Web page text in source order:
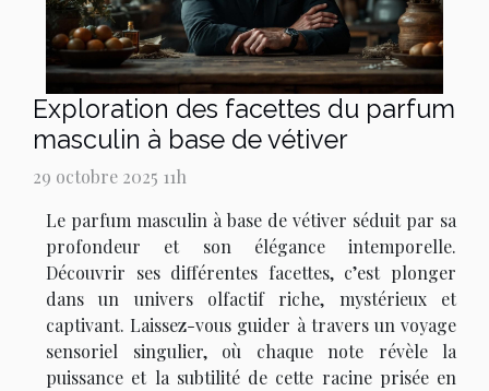
Exploration des facettes du parfum
masculin à base de vétiver
29 octobre 2025 11h
Le parfum masculin à base de vétiver séduit par sa
profondeur et son élégance intemporelle.
Découvrir ses différentes facettes, c’est plonger
dans un univers olfactif riche, mystérieux et
captivant. Laissez-vous guider à travers un voyage
sensoriel singulier, où chaque note révèle la
puissance et la subtilité de cette racine prisée en